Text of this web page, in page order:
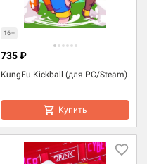
16+
KungFu Kickball (для PC/Steam)
735 ₽
Купить